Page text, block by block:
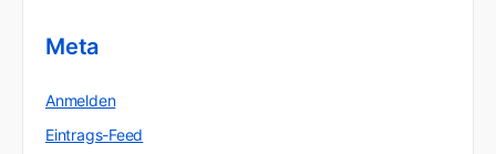
Meta
Anmelden
Eintrags-Feed